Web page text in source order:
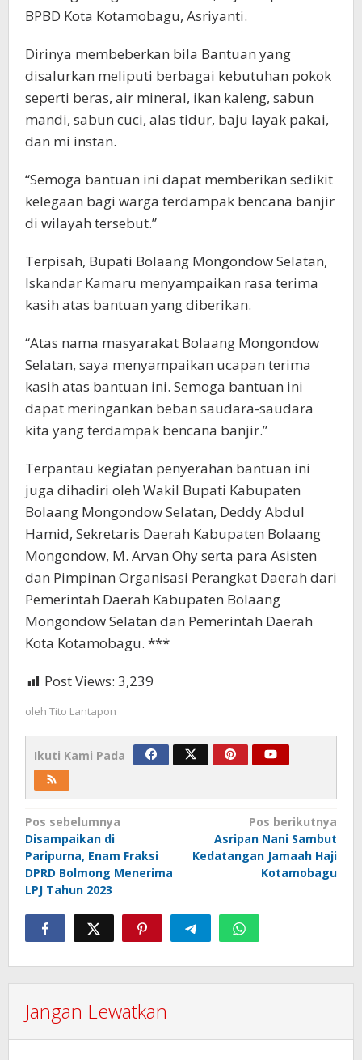
BPBD Kota Kotamobagu, Asriyanti.
Dirinya membeberkan bila Bantuan yang
disalurkan meliputi berbagai kebutuhan pokok
seperti beras, air mineral, ikan kaleng, sabun
mandi, sabun cuci, alas tidur, baju layak pakai,
dan mi instan.
“Semoga bantuan ini dapat memberikan sedikit
kelegaan bagi warga terdampak bencana banjir
di wilayah tersebut.”
Terpisah, Bupati Bolaang Mongondow Selatan,
Iskandar Kamaru menyampaikan rasa terima
kasih atas bantuan yang diberikan.
“Atas nama masyarakat Bolaang Mongondow
Selatan, saya menyampaikan ucapan terima
kasih atas bantuan ini. Semoga bantuan ini
dapat meringankan beban saudara-saudara
kita yang terdampak bencana banjir.”
Terpantau kegiatan penyerahan bantuan ini
juga dihadiri oleh Wakil Bupati Kabupaten
Bolaang Mongondow Selatan, Deddy Abdul
Hamid, Sekretaris Daerah Kabupaten Bolaang
Mongondow, M. Arvan Ohy serta para Asisten
dan Pimpinan Organisasi Perangkat Daerah dari
Pemerintah Daerah Kabupaten Bolaang
Mongondow Selatan dan Pemerintah Daerah
Kota Kotamobagu. ***
Post Views: 3,239
oleh Tito Lantapon
Ikuti Kami Pada
Navigasi
pos
Pos sebelumnya
Disampaikan di
Paripurna, Enam Fraksi
DPRD Bolmong Menerima
LPJ Tahun 2023
Pos berikutnya
Asripan Nani Sambut
Kedatangan Jamaah Haji
Kotamobagu
Jangan Lewatkan